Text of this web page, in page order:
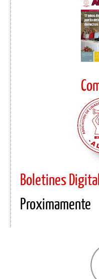
Boletines Digital
Proximamente